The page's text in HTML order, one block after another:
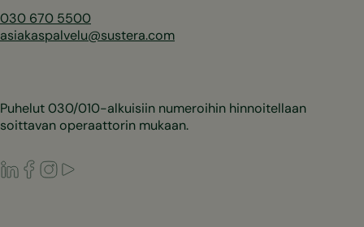
030 670 5500
asiakaspalvelu@sustera.com
Puhelut 030/010-alkuisiin numeroihin hinnoitellaan
soittavan operaattorin mukaan.
LinkedIn
Facebook
Instagram